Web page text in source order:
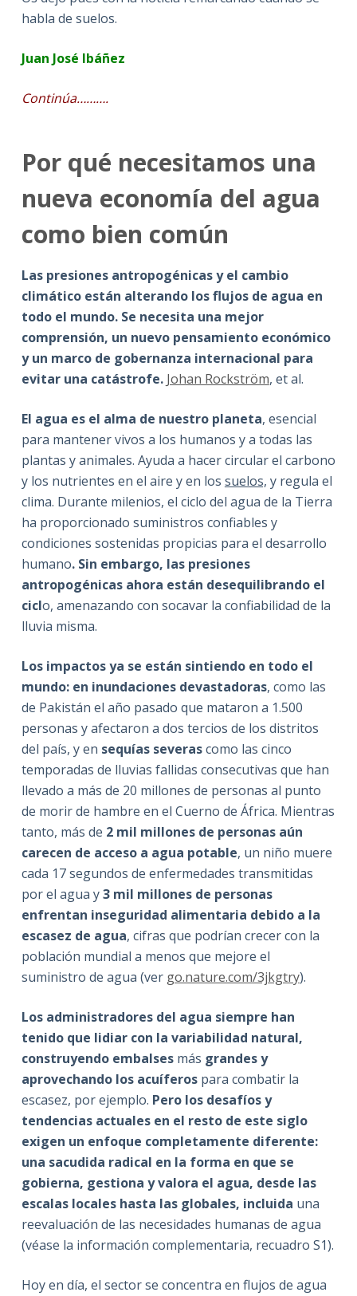
habla de suelos.
Juan José Ibáñez
Continúa……….
Por qué necesitamos una
nueva economía del agua
como bien común
Las presiones antropogénicas y el cambio
climático están alterando los flujos de agua en
todo el mundo. Se necesita una mejor
comprensión, un nuevo pensamiento económico
y un marco de gobernanza internacional para
evitar una catástrofe. Johan Rockström, et al.
El agua es el alma de nuestro planeta, esencial
para mantener vivos a los humanos y a todas las
plantas y animales. Ayuda a hacer circular el carbono
y los nutrientes en el aire y en los suelos, y regula el
clima. Durante milenios, el ciclo del agua de la Tierra
ha proporcionado suministros confiables y
condiciones sostenidas propicias para el desarrollo
humano. Sin embargo, las presiones
antropogénicas ahora están desequilibrando el
ciclo, amenazando con socavar la confiabilidad de la
lluvia misma.
Los impactos ya se están sintiendo en todo el
mundo: en inundaciones devastadoras, como las
de Pakistán el año pasado que mataron a 1.500
personas y afectaron a dos tercios de los distritos
del país, y en sequías severascomo las cinco
temporadas de lluvias fallidas consecutivas que han
llevado a más de 20 millones de personas al punto
de morir de hambre en el Cuerno de África. Mientras
tanto, más de 2 mil millones de personas aún
carecen de acceso a agua potable, un niño muere
cada 17 segundos de enfermedades transmitidas
por el agua y3 mil millones de personas
enfrentan inseguridad alimentaria debido a la
escasez de agua, cifras que podrían crecer con la
población mundial a menos que mejore el
suministro de agua (ver go.nature.com/3jkgtry).
Los administradores del agua siempre han
tenido que lidiar con la variabilidad natural,
construyendo embalsesmás grandes y
aprovechando los acuíferospara combatir la
escasez, por ejemplo. Pero los desafíos y
tendencias actuales en el resto de este siglo
exigen un enfoque completamente diferente:
una sacudida radical en la forma en que se
gobierna, gestiona y valora el agua, desde las
escalas locales hasta las globales, incluida una
reevaluación de las necesidades humanas de agua
(véase la información complementaria, recuadro S1).
Hoy en día, el sector se concentra en flujos de agua